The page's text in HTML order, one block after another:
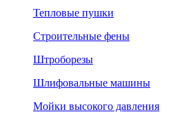
Тепловые пушки
Строительные фены
Штроборезы
Шлифовальные машины
Мойки высокого давления